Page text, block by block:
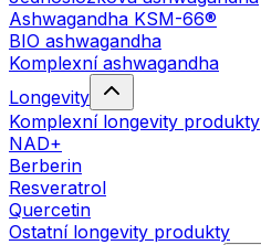
Ashwagandha KSM-66®
BIO ashwagandha
Komplexní ashwagandha
Longevity
Komplexní longevity produkty
NAD+
Berberin
Resveratrol
Quercetin
Ostatní longevity produkty